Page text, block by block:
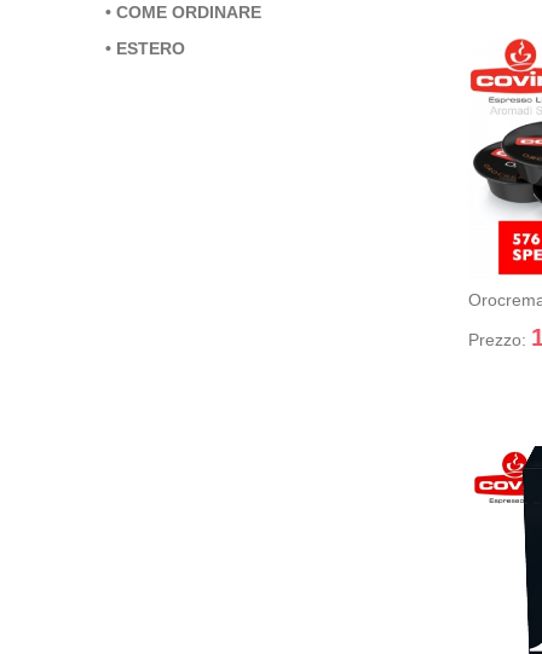
• COME ORDINARE
• ESTERO
Prezzo:
+